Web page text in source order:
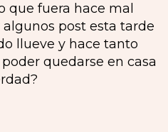
que fuera hace mal
post esta tarde
llueve y hace tanto
quedarse en casa